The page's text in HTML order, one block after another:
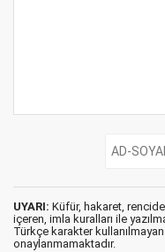
UYARI: Küfür, hakaret,
içeren, imla kuralları ile
Türkçe karakter
onaylanmamaktadır.